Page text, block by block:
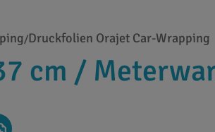
/Druckfolien Orajet Car-Wrapping
cm /